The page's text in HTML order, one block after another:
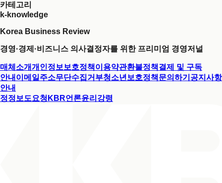
카테고리
k-knowledge
Korea Business Review
경영·경제·비즈니스 의사결정자를 위한 프리미엄 경영저널
매체소개개인정보보호정책이용약관환불정책결제 및 구독
안내 이메일주소무단수집거부청소년보호정책문의하기 공지사항
안내
정정보도요청 KBR언론윤리강령